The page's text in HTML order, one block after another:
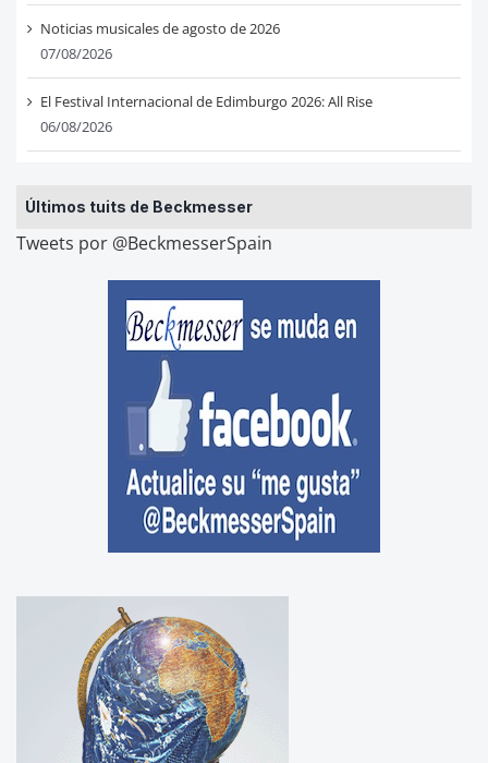
Noticias musicales de agosto de 2026
07/08/2026
El Festival Internacional de Edimburgo 2026: All Rise
06/08/2026
Últimos tuits de Beckmesser
Tweets por @BeckmesserSpain